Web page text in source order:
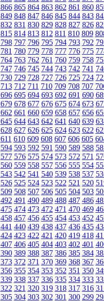
866 865 864 863 862 861 860
849 848 847 846 845 844 843
832 831 830 829 828 827 826
815 814 813 812 811 810 809
798 797 796 795 794 793 792
781 780 779 778 777 776 775
764 763 762 761 760 759 758
747 746 745 744 743 742 741
730 729 728 727 726 725 724
713 712 711 710 709 708 707
696 695 694 693 692 691 690
679 678 677 676 675 674 673
662 661 660 659 658 657 656
645 644 643 642 641 640 639
628 627 626 625 624 623 622
611 610 609 608 607 606 605
594 593 592 591 590 589 588
577 576 575 574 573 572 571
560 559 558 557 556 555 554
543 542 541 540 539 538 537
526 525 524 523 522 521 520
509 508 507 506 505 504 503
492 491 490 489 488 487 486
475 474 473 472 471 470 469
458 457 456 455 454 453 452
441 440 439 438 437 436 435
424 423 422 421 420 419 418
407 406 405 404 403 402 401
390 389 388 387 386 385 384
373 372 371 370 369 368 367
356 355 354 353 352 351 350
339 338 337 336 335 334 333
322 321 320 319 318 317 316
305 304 303 302 301 300 299